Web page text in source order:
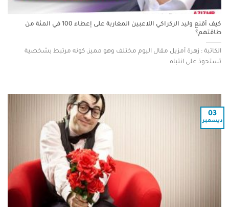
كيف أقنع وليد الركراكي اللاعبين المغاربة على إعطاء 100 في المئة من
طاقتهم؟
الكاتبة : زهرة أمزيل مقال اليوم مختلف وهو مميز، كونه مرتبط بشخصية
تستحوذ على انتباه
03
ديسمبر